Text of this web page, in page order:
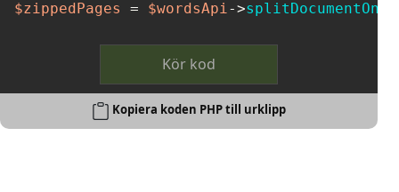
$zippedPages
= $wordsApi->
Kör kod
Kopiera koden PHP till urklipp